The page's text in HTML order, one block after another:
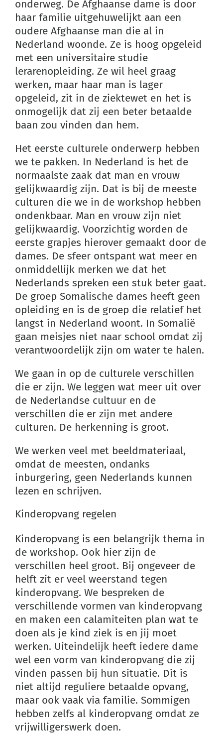
onderweg. De Afghaanse dame is door
haar familie uitgehuwelijkt aan een
oudere Afghaanse man die al in
Nederland woonde. Ze is hoog opgeleid
met een universitaire studie
lerarenopleiding. Ze wil heel graag
werken, maar haar man is lager
opgeleid, zit in de ziektewet en het is
onmogelijk dat zij een beter betaalde
baan zou vinden dan hem.
Het eerste culturele onderwerp hebben
we te pakken. In Nederland is het de
normaalste zaak dat man en vrouw
gelijkwaardig zijn. Dat is bij de meeste
culturen die we in de workshop hebben
ondenkbaar. Man en vrouw zijn niet
gelijkwaardig. Voorzichtig worden de
eerste grapjes hierover gemaakt door de
dames. De sfeer ontspant wat meer en
onmiddellijk merken we dat het
Nederlands spreken een stuk beter gaat.
De groep Somalische dames heeft geen
opleiding en is de groep die relatief het
langst in Nederland woont. In Somalië
gaan meisjes niet naar school omdat zij
verantwoordelijk zijn om water te halen.
We gaan in op de culturele verschillen
die er zijn. We leggen wat meer uit over
de Nederlandse cultuur en de
verschillen die er zijn met andere
culturen. De herkenning is groot.
We werken veel met beeldmateriaal,
omdat de meesten, ondanks
inburgering, geen Nederlands kunnen
lezen en schrijven.
Kinderopvang regelen
Kinderopvang is een belangrijk thema in
de workshop. Ook hier zijn de
verschillen heel groot. Bij ongeveer de
helft zit er veel weerstand tegen
kinderopvang. We bespreken de
verschillende vormen van kinderopvang
en maken een calamiteiten plan wat te
doen als je kind ziek is en jij moet
werken. Uiteindelijk heeft iedere dame
wel een vorm van kinderopvang die zij
vinden passen bij hun situatie. Dit is
niet altijd reguliere betaalde opvang,
maar ook vaak via familie. Sommigen
hebben zelfs al kinderopvang omdat ze
vrijwilligerswerk doen.